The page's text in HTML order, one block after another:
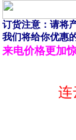
订货注意：请将
我们将给你优惠
来电价格更加
连